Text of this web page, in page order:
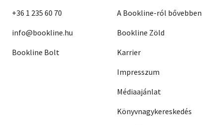
+36 1 235 60 70
info@bookline.hu
Bookline Bolt
A Bookline-ról bővebben
Bookline Zöld
Karrier
Impresszum
Médiaajánlat
Könyvnagykereskedés